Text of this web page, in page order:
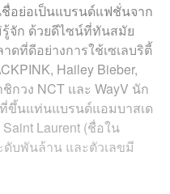
ชื่อย่อเป็นแบรนด์แฟชั่นจาก
จัก ด้วยดีไซน์ที่ทันสมัย
ดที่ดีอย่างการใช้เซเลบริตี้
Hailey Bieber,
กวง NCT และ WayV นัก
ขึ้นแท่นแบรนด์แอมบาสเด
Laurent (ชื่อใน
ดับพันล้าน และตัวเลขมี